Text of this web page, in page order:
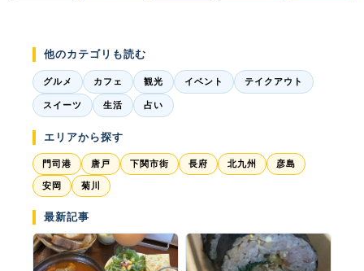
他のカテゴリも読む
グルメ カフェ 観光 イベント テイクアウト
スイーツ 生活 占い
エリアから探す
門司港 唐戸 下関市街 長府 北九州 彦島
安岡 菊川
最新記事